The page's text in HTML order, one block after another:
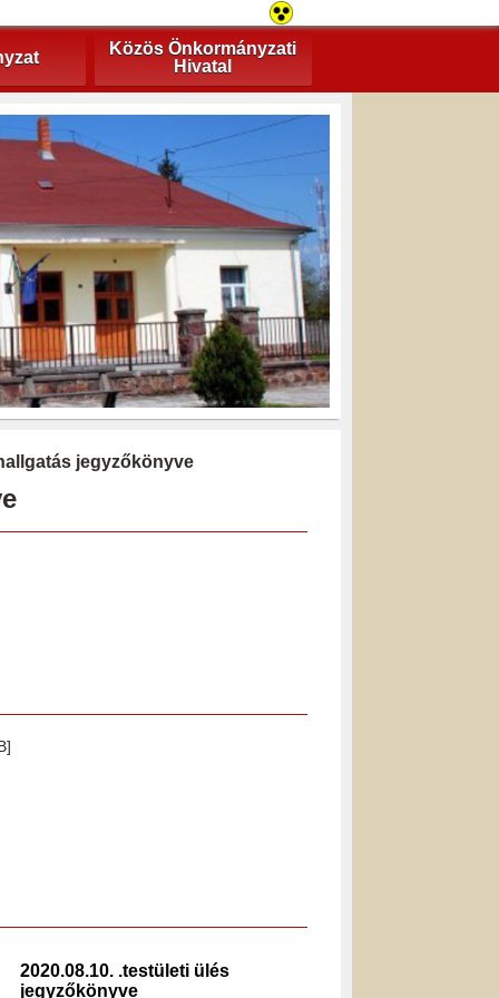
Közös Önkormányzati
Hivatal
jegyzőkönyve
2020.08.10. .testületi ülés
jegyzőkönyve